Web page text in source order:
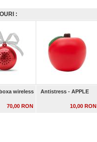
:
wireless
70,00 RON
Antistress - APPLE
10,00 RON